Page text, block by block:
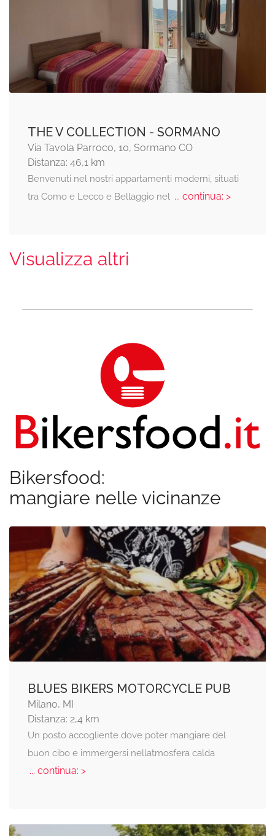
THE V COLLECTION - SORMANO
Via Tavola Parroco, 10, Sormano CO
Distanza: 46,1 km
Benvenuti nel nostri appartamenti moderni, situati
tra Como e Lecco e Bellaggio nel... continua: >
Visualizza altri
Bikersfood:
mangiare nelle vicinanze
BLUES BIKERS MOTORCYCLE PUB
Milano, MI
Distanza: 2,4 km
Un posto accogliente dove poter mangiare del
buon cibo e immergersi nellatmosfera calda
... continua: >